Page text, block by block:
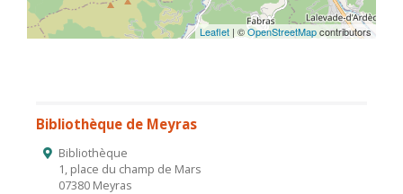
Leaflet | ©OpenStreetMapcontributors
Bibliothèque de Meyras
Bibliothèque
1, place du champ de Mars
07380 Meyras